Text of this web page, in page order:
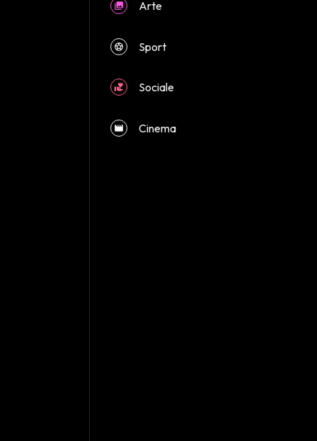
Arte
Sport
Sociale
Cinema